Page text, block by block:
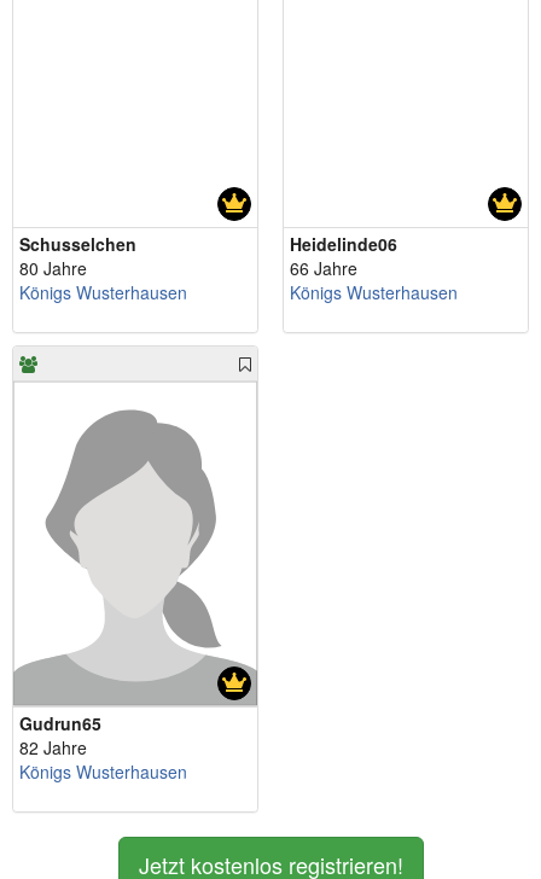
Schusselchen
80 Jahre
Königs Wusterhausen
Heidelinde06
66 Jahre
Königs Wusterhausen
Gudrun65
82 Jahre
Königs Wusterhausen
Jetzt kostenlos registrieren!